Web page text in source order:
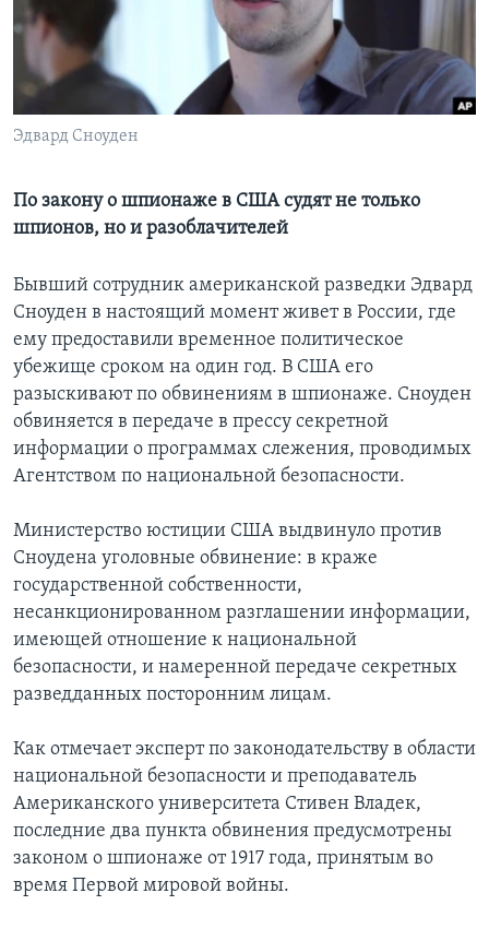
Learning English
СОЦИАЛЬНЫЕ СЕТИ
Языки
Эдвард Сноуден
По закону о шпионаже в США судят не только
шпионов, но и разоблачителей
Бывший сотрудник американской разведки Эдвард
Сноуден в настоящий момент живет в России, где
ему предоставили временное политическое
убежище сроком на один год. В США его
разыскивают по обвинениям в шпионаже. Сноуден
обвиняется в передаче в прессу секретной
информации о программах слежения, проводимых
Агентством по национальной безопасности.
Министерство юстиции США выдвинуло против
Сноудена уголовные обвинение: в краже
государственной собственности,
несанкционированном разглашении информации,
имеющей отношение к национальной
безопасности, и намеренной передаче секретных
разведданных посторонним лицам.
Как отмечает эксперт по законодательству в области
национальной безопасности и преподаватель
Американского университета Стивен Владек,
последние два пункта обвинения предусмотрены
законом о шпионаже от 1917 года, принятым во
время Первой мировой войны.